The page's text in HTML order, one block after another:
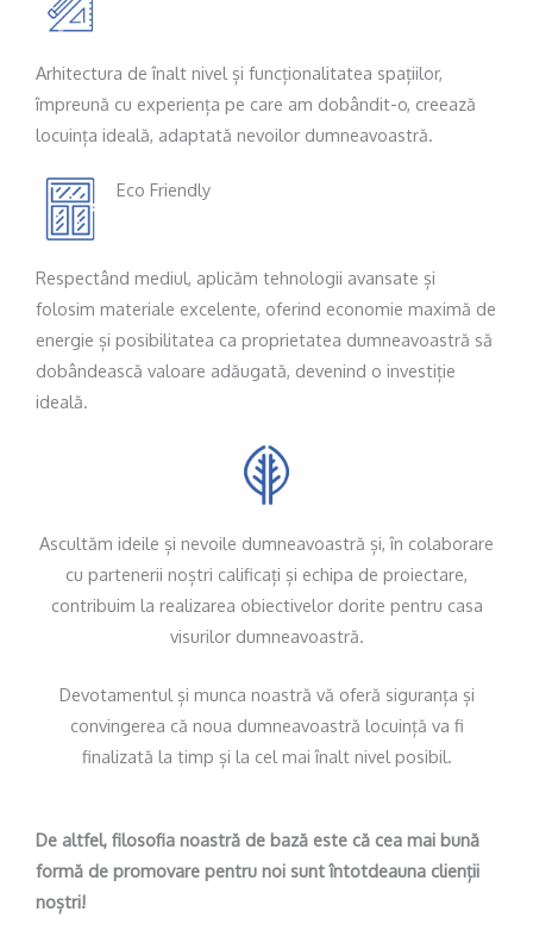
Arhitectura de înalt nivel și funcționalitatea spațiilor,
împreună cu experiența pe care am dobândit-o, creează
locuința ideală, adaptată nevoilor dumneavoastră.
Eco Friendly
Respectând mediul, aplicăm tehnologii avansate și
folosim materiale excelente, oferind economie maximă de
energie și posibilitatea ca proprietatea dumneavoastră să
dobândească valoare adăugată, devenind o investiție
ideală.
Ascultăm ideile și nevoile dumneavoastră și, în colaborare
cu partenerii noștri calificați și echipa de proiectare,
contribuim la realizarea obiectivelor dorite pentru casa
visurilor dumneavoastră.
Devotamentul și munca noastră vă oferă siguranța și
convingerea că noua dumneavoastră locuință va fi
finalizată la timp și la cel mai înalt nivel posibil.
De altfel, filosofia noastră de bază este că cea mai bună
formă de promovare pentru noi sunt întotdeauna clienții
noștri!